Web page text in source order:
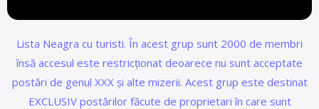
Lista Neagra cu turisti. În acest grup sunt 2000 de membri
însă accesul este restricționat deoarece nu sunt acceptate
postări de genul XXX și alte mizerii. Acest grup este destinat
EXCLUSIV postărilor făcute de proprietari în care sunt